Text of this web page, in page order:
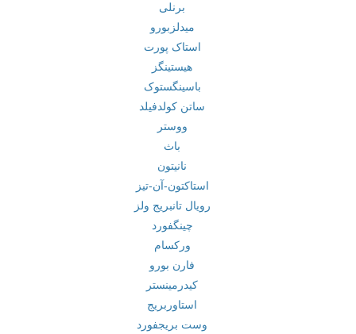
برنلی
میدلزبورو
استاک پورت
هیستینگز
باسینگستوک
ساتن کولدفیلد
ووستر
باث
نانیتون
استاکتون-آن-تیز
رویال تانبریج ولز
چینگفورد
ورکسام
فارن بورو
کیدرمینستر
استاوربریج
وست بریجفورد